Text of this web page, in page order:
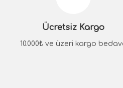
Ücretsiz Kargo
10.000₺ ve üzeri kargo